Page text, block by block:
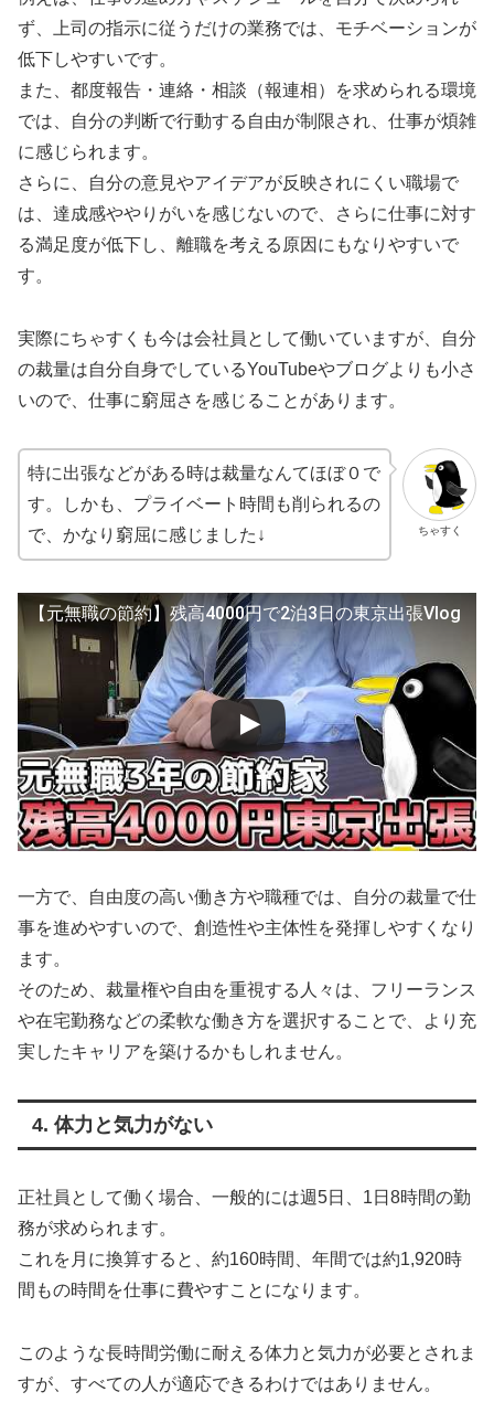
ず、上司の指示に従うだけの業務では、モチベーションが
低下しやすいです。​
また、都度報告・連絡・相談（報連相）を求められる環境
では、自分の判断で行動する自由が制限され、仕事が煩雑
に感じられます。​
さらに、自分の意見やアイデアが反映されにくい職場で
は、達成感ややりがいを感じないので、さらに仕事に対す
る満足度が低下し、離職を考える原因にもなりやすいで
す。
実際にちゃすくも今は会社員として働いていますが、自分
の裁量は自分自身でしているYouTubeやブログよりも小さ
いので、仕事に窮屈さを感じることがあります。
ちゃすく
特に出張などがある時は裁量なんてほぼ０で
す。しかも、プライベート時間も削られるの
で、かなり窮屈に感じました↓
【元無職の節約】残高4000円で2泊3日の東京出張Vlog
一方で、自由度の高い働き方や職種では、自分の裁量で仕
事を進めやすいので、創造性や主体性を発揮しやすくなり
ます。
​そのため、裁量権や自由を重視する人々は、フリーランス
や在宅勤務などの柔軟な働き方を選択することで、より充
実したキャリアを築けるかもしれません。
4. 体力と気力がない
正社員として働く場合、一般的には週5日、1日8時間の勤
務が求められます。
これを月に換算すると、約160時間、年間では約1,920時
間もの時間を仕事に費やすことになります。
このような長時間労働に耐える体力と気力が必要とされま
すが、すべての人が適応できるわけではありません。